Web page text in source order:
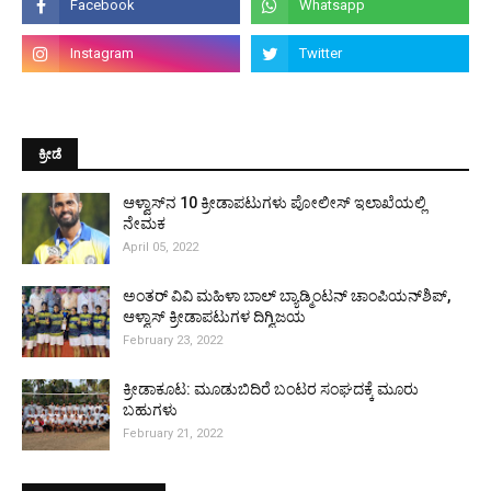
ಕ್ರೀಡೆ
ಆಳ್ವಾಸ್‌ನ 10 ಕ್ರೀಡಾಪಟುಗಳು ಪೋಲೀಸ್ ಇಲಾಖೆಯಲ್ಲಿ
ನೇಮಕ
April 05, 2022
ಅಂತರ್ ವಿವಿ ಮಹಿಳಾ ಬಾಲ್ ಬ್ಯಾಡ್ಮಿಂಟನ್ ಚಾಂಪಿಯನ್‌ಶಿಪ್,
ಆಳ್ವಾಸ್ ಕ್ರೀಡಾಪಟುಗಳ ದಿಗ್ವಿಜಯ
February 23, 2022
ಕ್ರೀಡಾಕೂಟ: ಮೂಡುಬಿದಿರೆ ಬಂಟರ ಸಂಘದಕ್ಕೆ ಮೂರು
ಬಹುಗಳು
February 21, 2022